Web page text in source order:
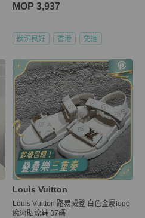
MOP 3,937
狀況良好 香港 免運
Louis Vuitton
Louis Vuitton 路易威登 白色金屬logo
魔術貼涼鞋 37碼